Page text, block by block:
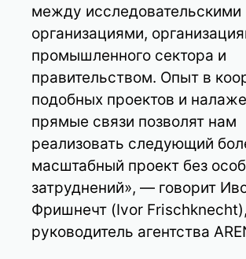
между исследовательскими
организациями,
промышленного сектора и
правительством. Опыт в
подобных проектов и
прямые связи позволят нам
реализовать следующий
масштабный проект без
затруднений», — говорит
Фришнечт (Ivor Frischknecht),
руководитель агентства